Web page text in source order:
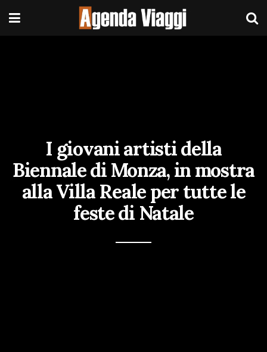
I giovani artisti della
Biennale di Monza, in mostra
alla Villa Reale per tutte le
feste di Natale